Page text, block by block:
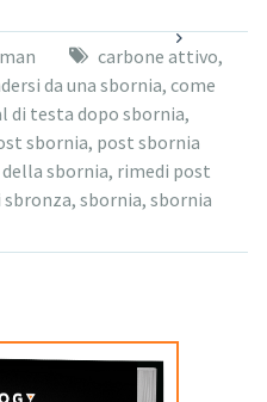
carbone attivo,
da una sbornia, come
di testa dopo sbornia,
sbornia, post sbornia
sbornia, rimedi post
sbronza, sbornia, sbornia